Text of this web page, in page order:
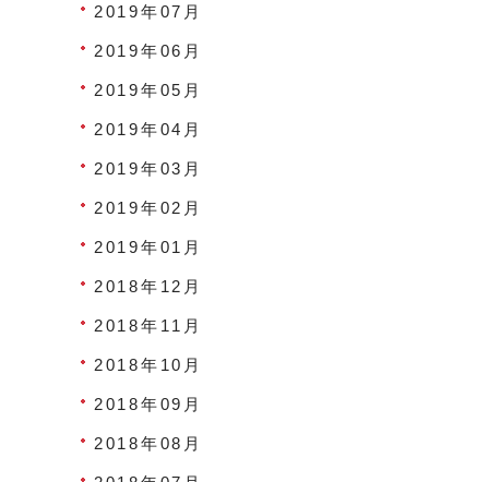
2019年07月
2019年06月
2019年05月
2019年04月
2019年03月
2019年02月
2019年01月
2018年12月
2018年11月
2018年10月
2018年09月
2018年08月